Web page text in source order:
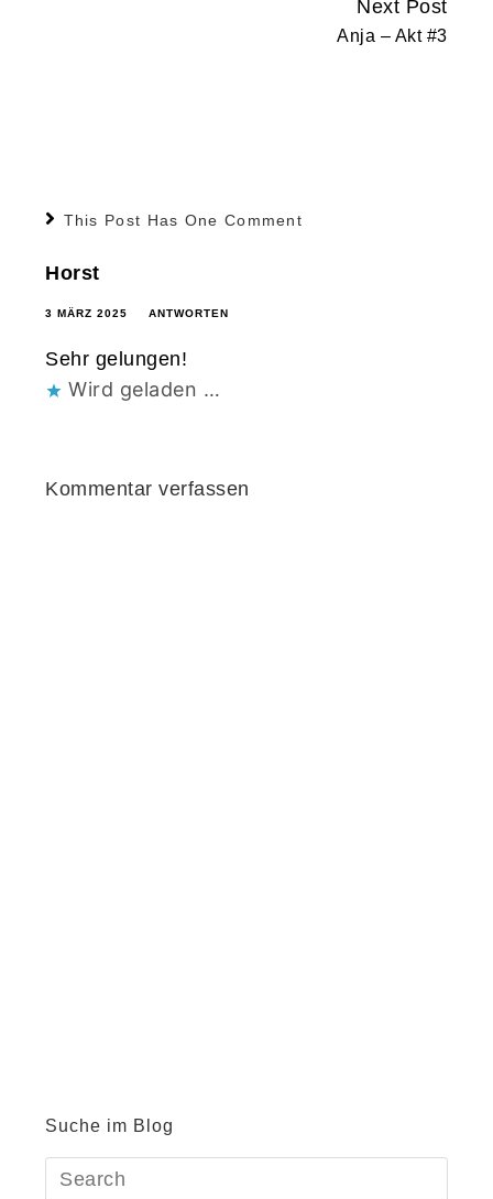
Next Post
Anja – Akt #3
This Post Has One Comment
Horst
3 MÄRZ 2025 ANTWORTEN
Sehr gelungen!
Wird geladen …
Kommentar verfassen
Suche im Blog